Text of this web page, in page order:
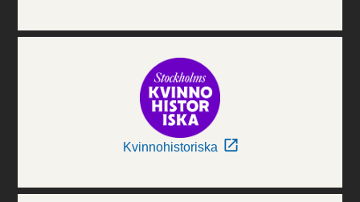
Kvinnohistoriska